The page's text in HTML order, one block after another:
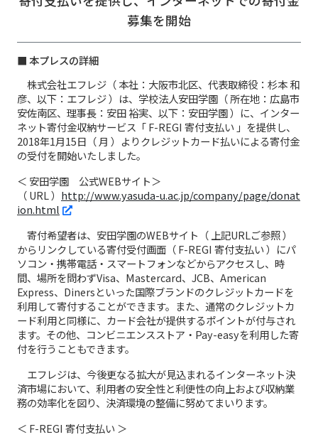
募集を開始
■ 本プレスの詳細
株式会社エフレジ（ 本社：大阪市北区、代表取締役：杉本 和
彦、以下：エフレジ ）は、学校法人安田学園（ 所在地：広島市
安佐南区、理事長：安田 裕実、以下：安田学園 ）に、インター
ネット寄付金収納サービス「 F-REGI 寄付支払い 」を提供し、
2018年1月15日（ 月 ）よりクレジットカード払いによる寄付金
の受付を開始いたしました。
＜ 安田学園 公式WEBサイト＞
（ URL ） http://www.yasuda-u.ac.jp/company/page/donat
ion.html
寄付希望者は、安田学園のWEBサイト（ 上記URLご参照 ）
からリンクしている寄付受付画面（ F-REGI 寄付支払い ）にパ
ソコン・携帯電話・スマートフォンなどからアクセスし、時
間、場所を問わずVisa、Mastercard、JCB、American
Express、Dinersといった国際ブランドのクレジットカードを
利用して寄付することができます。また、通常のクレジットカ
ード利用と同様に、カード会社が提供するポイントが付与され
ます。その他、コンビニエンスストア・Pay-easyを利用した寄
付を行うこともできます。
エフレジは、今後更なる拡大が見込まれるインターネット決
済市場において、利用者の安全性と利便性の向上および収納業
務の効率化を図り、決済環境の整備に努めてまいります。
＜ F-REGI 寄付支払い ＞